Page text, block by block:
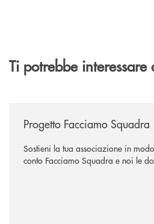
Ti potrebbe interessare
Progetto Facciamo Squadra
Sostieni la tua associazione in
conto Facciamo Squadra e noi le